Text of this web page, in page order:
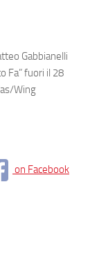
Gabbianelli
Fa” fuori il 28
Wing
on Facebook